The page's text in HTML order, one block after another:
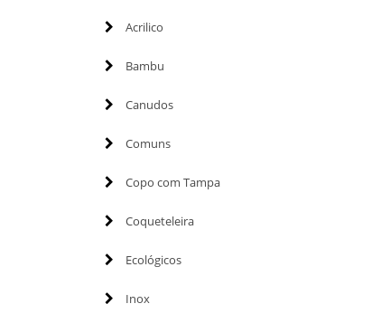
Acrilico
Bambu
Canudos
Comuns
Copo com Tampa
Coqueteleira
Ecológicos
Inox